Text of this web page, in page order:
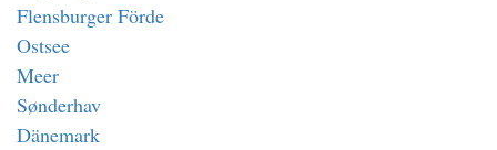
Flensburger Förde
Ostsee
Meer
Sønderhav
Dänemark